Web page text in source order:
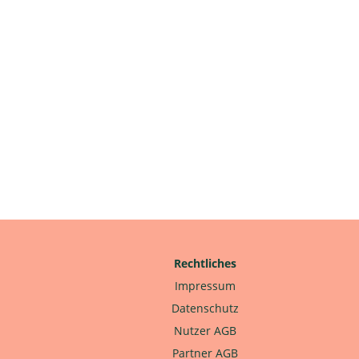
Rechtliches
Impressum
Datenschutz
Nutzer AGB
Partner AGB